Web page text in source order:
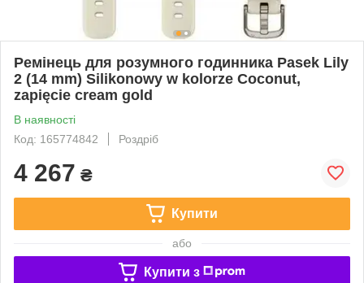
Ремінець для розумного годинника Pasek Lily
2 (14 mm) Silikonowy w kolorze Coconut,
zapięcie cream gold
В наявності
Код: 165774842
Роздріб
4 267 ₴
Купити
або
Купити з